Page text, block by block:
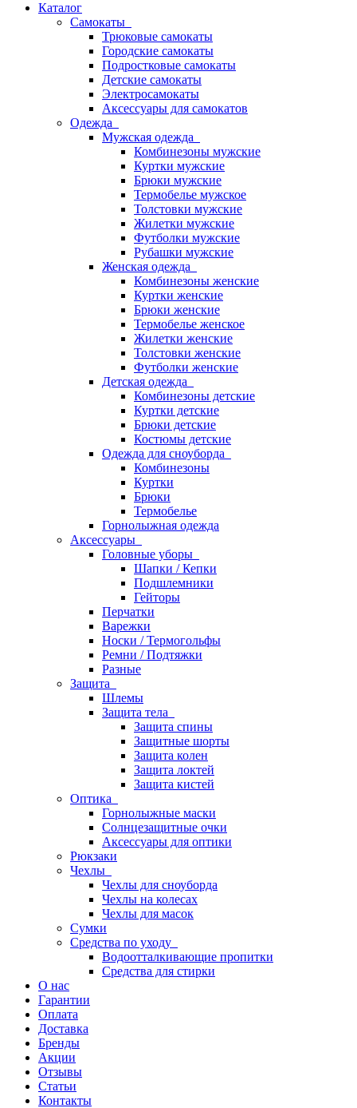
Каталог
Самокаты
Трюковые самокаты
Городские самокаты
Подростковые самокаты
Детские самокаты
Электросамокаты
Аксессуары для самокатов
Одежда
Мужская одежда
Комбинезоны мужские
Куртки мужские
Брюки мужские
Термобелье мужское
Толстовки мужские
Жилетки мужские
Футболки мужские
Рубашки мужские
Женская одежда
Комбинезоны женские
Куртки женские
Брюки женские
Термобелье женское
Жилетки женские
Толстовки женские
Футболки женские
Детская одежда
Комбинезоны детские
Куртки детские
Брюки детские
Костюмы детские
Одежда для сноуборда
Комбинезоны
Куртки
Брюки
Термобелье
Горнолыжная одежда
Аксессуары
Головные уборы
Шапки / Кепки
Подшлемники
Гейторы
Перчатки
Варежки
Носки / Термогольфы
Ремни / Подтяжки
Разные
Защита
Шлемы
Защита тела
Защита спины
Защитные шорты
Защита колен
Защита локтей
Защита кистей
Оптика
Горнолыжные маски
Солнцезащитные очки
Аксессуары для оптики
Рюкзаки
Чехлы
Чехлы для сноуборда
Чехлы на колесах
Чехлы для масок
Сумки
Средства по уходу
Водоотталкивающие пропитки
Средства для стирки
О нас
Гарантии
Оплата
Доставка
Бренды
Акции
Отзывы
Статьи
Контакты